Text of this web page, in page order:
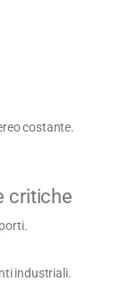
costante.
critiche
industriali.